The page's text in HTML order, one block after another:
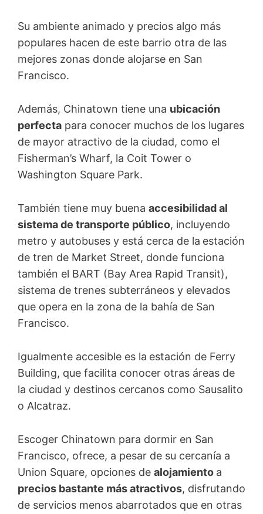
Su ambiente animado y precios algo más
populares hacen de este barrio otra de las
mejores zonas donde alojarse en San
Francisco.
Además, Chinatown tiene una ubicación
perfecta para conocer muchos de los lugares
de mayor atractivo de la ciudad, como el
Fisherman’s Wharf, la Coit Tower o
Washington Square Park.
También tiene muy buena accesibilidad al
sistema de transporte público, incluyendo
metro y autobuses y está cerca de la estación
de tren de Market Street, donde funciona
también el BART (Bay Area Rapid Transit),
sistema de trenes subterráneos y elevados
que opera en la zona de la bahía de San
Francisco.
Igualmente accesible es la estación de Ferry
Building, que facilita conocer otras áreas de
la ciudad y destinos cercanos como Sausalito
o Alcatraz.
Escoger Chinatown para dormir en San
Francisco, ofrece, a pesar de su cercanía a
Union Square, opciones de alojamiento a
precios bastante más atractivos, disfrutando
de servicios menos abarrotados que en otras